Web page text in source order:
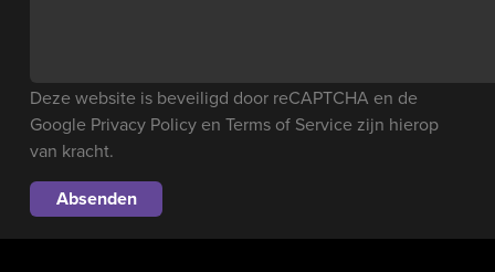
Deze website is beveiligd door reCAPTCHA en de
Google Privacy Policy en Terms of Service zijn hierop
van kracht.